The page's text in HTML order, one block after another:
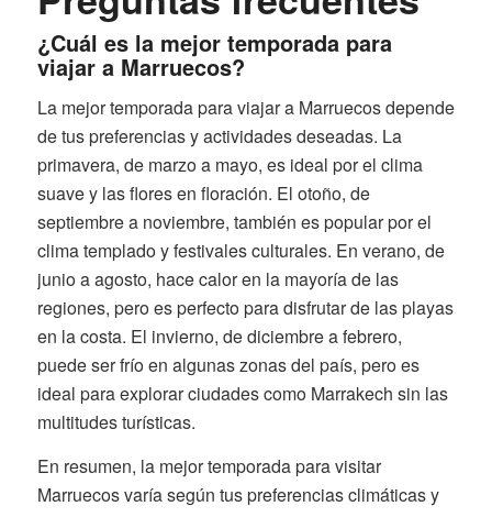
¿Cuál es la mejor temporada para
viajar a Marruecos?
La mejor temporada para viajar a Marruecos depende
de tus preferencias y actividades deseadas. La
primavera, de marzo a mayo, es ideal por el clima
suave y las flores en floración. El otoño, de
septiembre a noviembre, también es popular por el
clima templado y festivales culturales. En verano, de
junio a agosto, hace calor en la mayoría de las
regiones, pero es perfecto para disfrutar de las playas
en la costa. El invierno, de diciembre a febrero,
puede ser frío en algunas zonas del país, pero es
ideal para explorar ciudades como Marrakech sin las
multitudes turísticas.
En resumen, la mejor temporada para visitar
Marruecos varía según tus preferencias climáticas y